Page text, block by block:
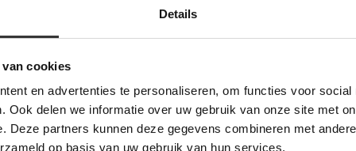
Details
cookies
en advertenties te personaliseren, om functies voor social
Ook delen we informatie over uw gebruik van onze site met
Deze partners kunnen deze gegevens combineren met
op basis van uw gebruik van hun services.
Merken Keramiek Terrastegels
Merken Glasmozaïek
Deze website maakt gebruik van cookies.
gebruikt cookies om de gebruikerservaring te verbeteren. Door gebruik te
geeft u toestemming voor alle cookies in overeenstemming met ons
verder
ALLES ACCEPTEREN ALLES AFWIJZEN